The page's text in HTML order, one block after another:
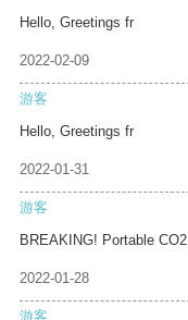
Hello, Greetings fr
2022-02-09
游客
Hello, Greetings fr
2022-01-31
游客
BREAKING! Portable CO2
2022-01-28
游客